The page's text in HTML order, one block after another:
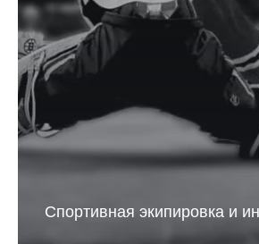
Спортивная экипировка и